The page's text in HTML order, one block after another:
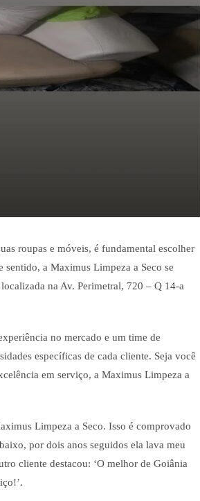
roupas e móveis, é fundamental escolher
sentido, a Maximus Limpeza a Seco se
na Av. Perimetral, 720 – Q 14-a
no mercado e um time de
específicas de cada cliente. Seja você
em serviço, a Maximus Limpeza a
Limpeza a Seco. Isso é comprovado
por dois anos seguidos ela lava meu
cliente destacou: ‘O melhor de Goiânia